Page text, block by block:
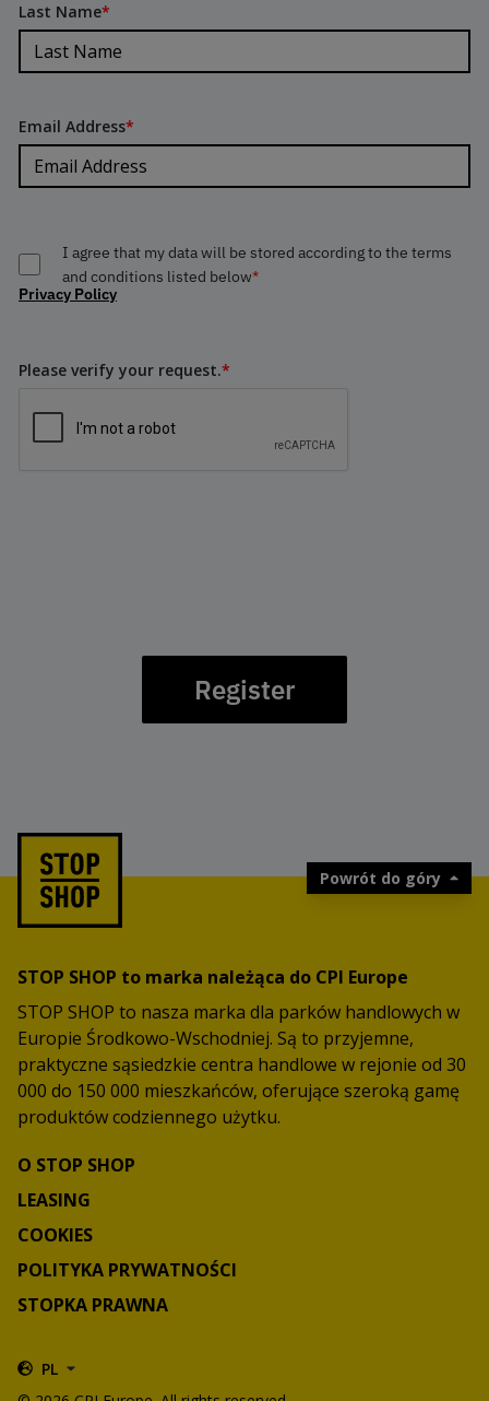
Last Name*
Email Address*
I agree that my data will be stored according to the terms
and conditions listed below*
Privacy Policy
Please verify your request.*
Register
Powrót do góry
STOP SHOP to marka należąca do CPI Europe
STOP SHOP to nasza marka dla parków handlowych w
Europie Środkowo-Wschodniej. Są to przyjemne,
praktyczne sąsiedzkie centra handlowe w rejonie od 30
000 do 150 000 mieszkańców, oferujące szeroką gamę
produktów codziennego użytku.
O STOP SHOP
LEASING
COOKIES
POLITYKA PRYWATNOŚCI
STOPKA PRAWNA
PL